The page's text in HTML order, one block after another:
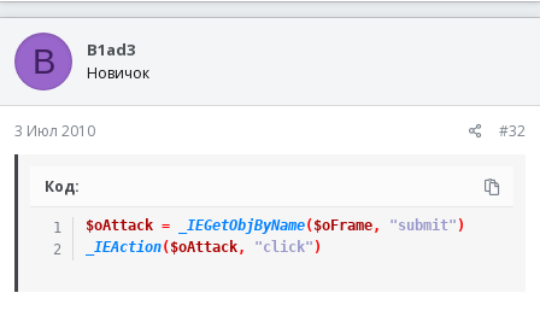
B B1ad3
Новичок
3 Июл 2010 #32
Код:
$oAttack = _IEGetObjByName( $oFrame, "submit" )
_IEAction( $oAttack, "click" )